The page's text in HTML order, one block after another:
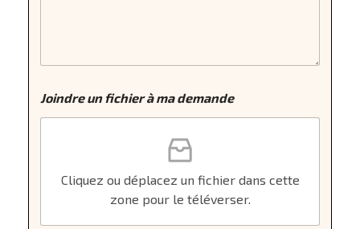
Joindre un fichier à ma demande
Cliquez ou déplacez un fichier dans cette
zone pour le téléverser.